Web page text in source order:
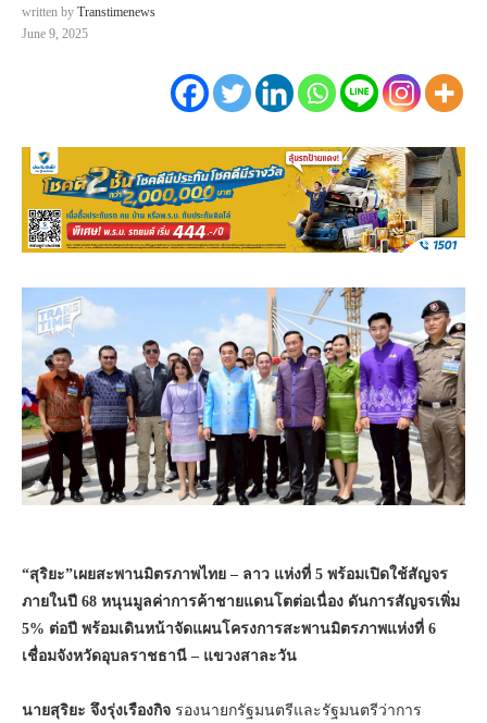
written by Transtimenews
June 9, 2025
“สุริยะ”เผยสะพานมิตรภาพไทย – ลาว แห่งที่ 5 พร้อมเปิดใช้สัญจร
ภายในปี 68 หนุนมูลค่าการค้าชายแดนโตต่อเนื่อง ดันการสัญจรเพิ่ม
5% ต่อปี พร้อมเดินหน้าจัดแผนโครงการสะพานมิตรภาพแห่งที่ 6
เชื่อมจังหวัดอุบลราชธานี – แขวงสาละวัน
นายสุริยะ จึงรุ่งเรืองกิจ รองนายกรัฐมนตรีและรัฐมนตรีว่าการ